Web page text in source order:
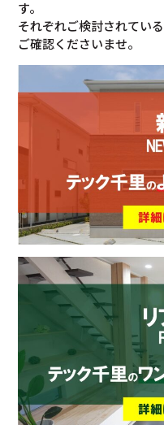
す。
それぞれご検討されてい
ご確認くださいませ。